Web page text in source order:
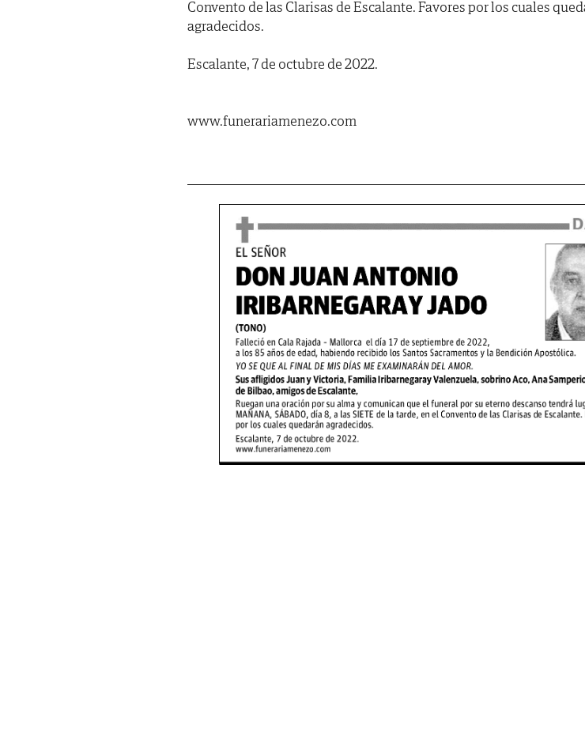
Convento de las Clarisas de Escalante. Favores por los cuales
agradecidos.
Escalante, 7 de octubre de 2022.
www.funerariamenezo.com